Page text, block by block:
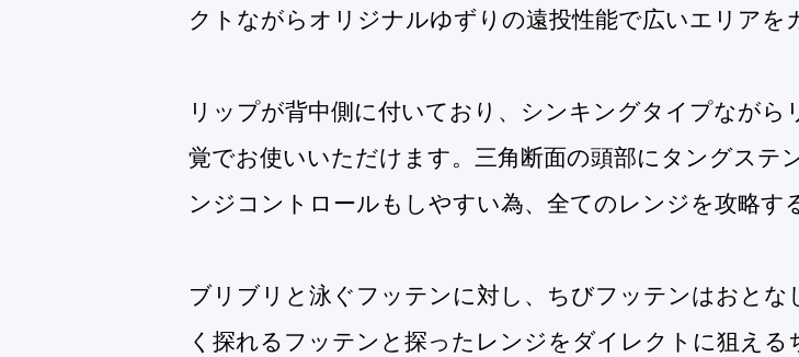
クトながらオリジナルゆずりの遠投性能で広いエリアを
リップが背中側に付いており、シンキングタイプなが
覚でお使いいただけます。三角断面の頭部にタングステ
ンジコントロールもしやすい為、全てのレンジを攻略す
ブリブリと泳ぐフッテンに対し、ちびフッテンはおと
く探れるフッテンと探ったレンジをダイレクトに狙える